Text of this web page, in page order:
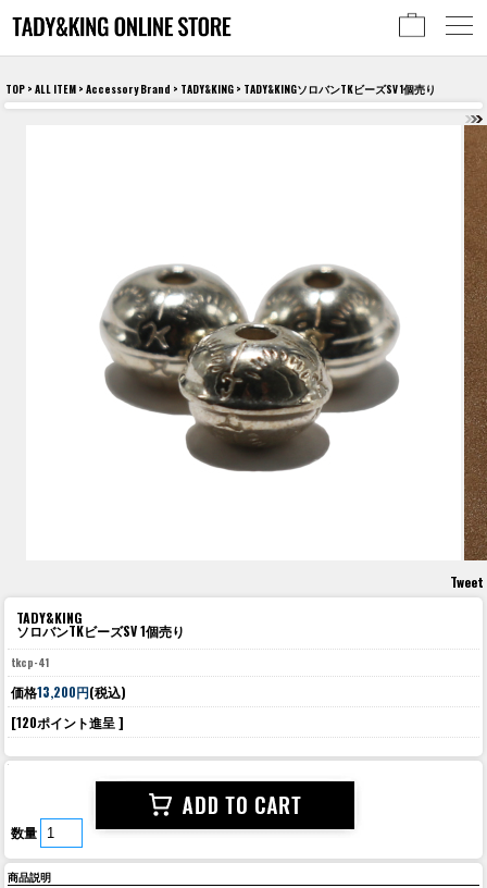
TOP > ALL ITEM > Accessory Brand > TADY&KING > TADY&KINGソロバンTKビーズSV 1個売り
Tweet
TADY&KING
ソロバンTKビーズSV 1個売り
tkcp-41
価格13,200円(税込)
[120ポイント進呈 ]
数量
商品説明